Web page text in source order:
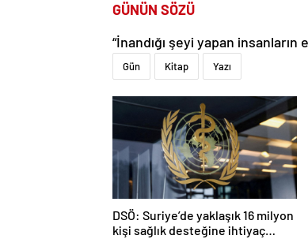
GÜNÜN SÖZÜ
“İnandığı şeyi yapan
Gün Kitap Yazı
DSÖ: Suriye’de yaklaşık 16 milyon
kişi sağlık desteğine ihtiyaç